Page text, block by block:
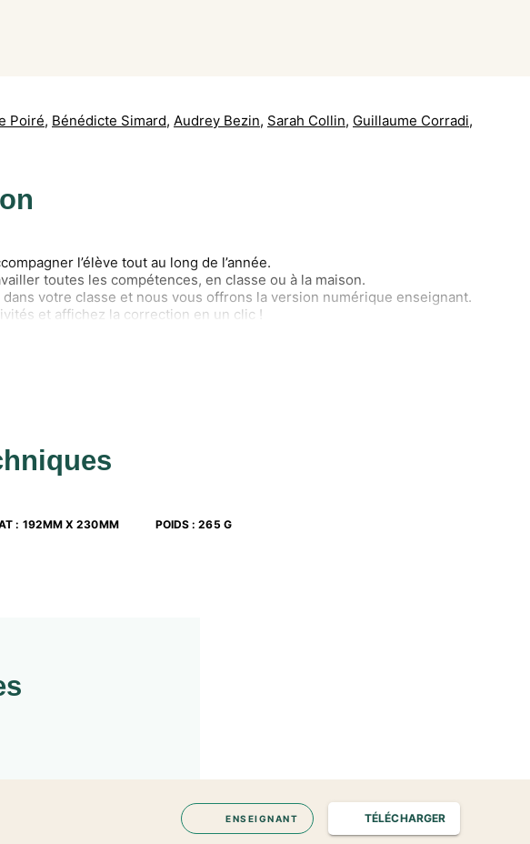
Poiré, Bénédicte Simard, Audrey Bezin, Sarah Collin, Guillaume Corradi,
l’élève tout au long de l’année.
toutes les compétences, en classe ou à la maison.
votre classe et nous vous offrons la version numérique enseignant.
et affichez la correction en un clic !
: 192MM X 230MM POIDS :265 G
ENSEIGNANT TÉLÉCHARGER